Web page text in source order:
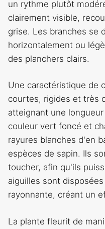
un rythme plutôt
clairement visible,
grise. Les branches se
horizontalement ou
des planchers clairs.
Une caractéristique de
courtes, rigides et très
atteignant une
couleur vert foncé et
rayures blanches d'en
espèces de sapin. Ils
toucher, afin qu'ils
aiguilles sont
rayonnante, créant un
La plante fleurit de